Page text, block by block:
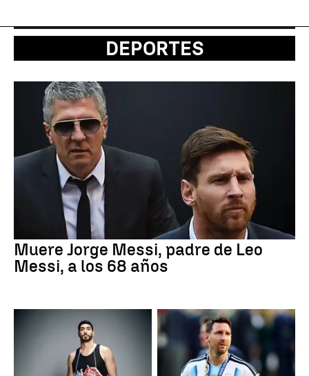
DEPORTES
Muere Jorge Messi, padre de Leo
Messi, a los 68 años